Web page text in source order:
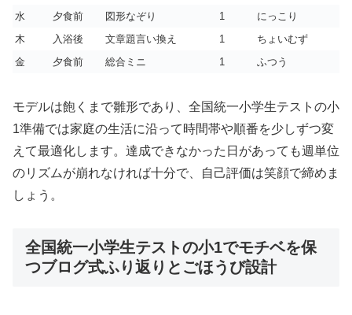
水
夕食前 図形なぞり 1
にっこり
木
入浴後 文章題言い換え 1
ちょいむず
金
夕食前 総合ミニ 1 ふつう
モデルは飽くまで雛形であり、全国統一小学生テストの小
1準備では家庭の生活に沿って時間帯や順番を少しずつ変
えて最適化します。達成できなかった日があっても週単位
のリズムが崩れなければ十分で、自己評価は笑顔で締めま
しょう。
全国統一小学生テストの小1でモチベを保
つブログ式ふり返りとごほうび設計